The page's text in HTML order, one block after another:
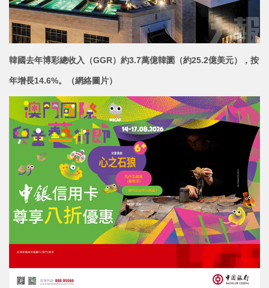
韓國去年博彩總收入（GGR）約3.7萬億韓圜（約25.2億美元），按
年增長14.6%。（網絡圖片）